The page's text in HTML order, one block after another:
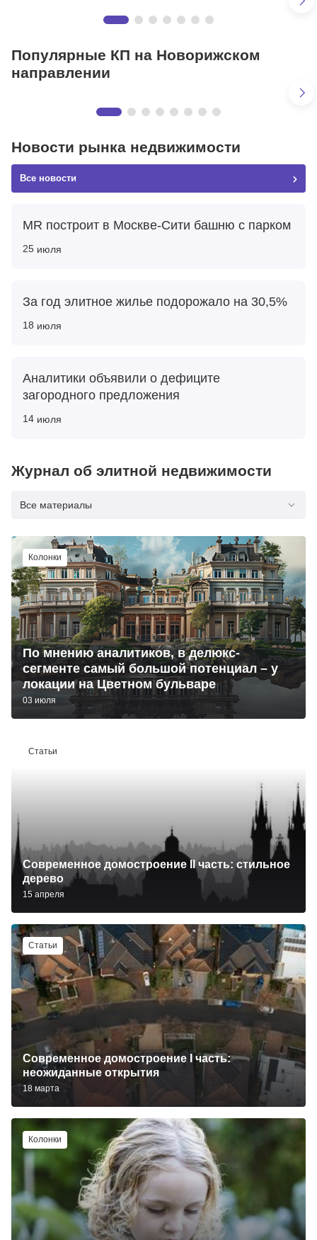
Николино
69 объектов
Популярные КП на Новорижском
направлении
Агаларов Эстейт | Agalarov Estate
85 объектов
Новости рынка недвижимости
Все новости
25 июля
MR построит в Москве-Сити башню с парком
18 июля
За год элитное жилье подорожало на 30,5%
14 июля
Аналитики объявили о дефиците
загородного предложения
Журнал об элитной недвижимости
Все материалы
Колонки
По мнению аналитиков, в делюкс-
сегменте самый большой потенциал – у
локации на Цветном бульваре
03 июля
Статьи
Современное домостроение II часть: стильное
дерево
15 апреля
Статьи
Современное домостроение I часть:
неожиданные открытия
18 марта
Колонки